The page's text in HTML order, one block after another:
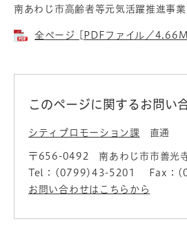
南あわじ市高齢者等元気活躍推進事業
全ページ [PDFファイル／
このページに関するお問い
シティプロモーション課 直通
〒656-0492
南あわじ市市善光
Tel：(0799)43-5201
Fax：
お問い合わせはこちらから